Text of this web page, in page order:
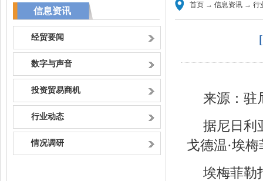
信息资讯
经贸要闻
数字与声音
投资贸易商机
行业动态
情况调研
首页 → 信息资讯 → 行
来源：驻
据尼日利
戈德温·埃
埃梅菲勒